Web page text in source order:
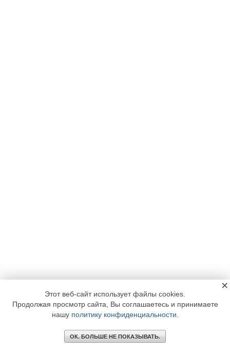
Этот веб-сайт использует файлы cookies.
Продолжая просмотр сайта, Вы соглашаетесь и принимаете
нашу политику конфиденциальности
ОК. БОЛЬШЕ НЕ ПОКАЗЫВАТЬ.
×